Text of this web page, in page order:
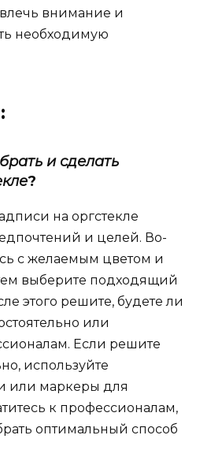
внимание и
необходимую
и сделать
?
на оргстекле
и целей. Во-
с желаемым цветом и
выберите подходящий
этого решите, будете ли
или
Если решите
используйте
или маркеры для
к профессионалам,
оптимальный способ